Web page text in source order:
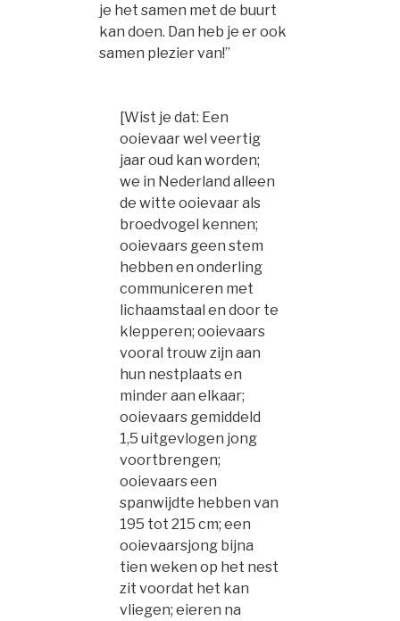
je het samen met de buurt
kan doen. Dan heb je er ook
samen plezier van!”
[Wist je dat: Een
ooievaar wel veertig
jaar oud kan worden;
we in Nederland alleen
de witte ooievaar als
broedvogel kennen;
ooievaars geen stem
hebben en onderling
communiceren met
lichaamstaal en door te
klepperen; ooievaars
vooral trouw zijn aan
hun nestplaats en
minder aan elkaar;
ooievaars gemiddeld
1,5 uitgevlogen jong
voortbrengen;
ooievaars een
spanwijdte hebben van
195 tot 215 cm; een
ooievaarsjong bijna
tien weken op het nest
zit voordat het kan
vliegen; eieren na